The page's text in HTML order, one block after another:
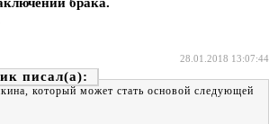
28.01.2018 13:07:44
который может стать основой следующей